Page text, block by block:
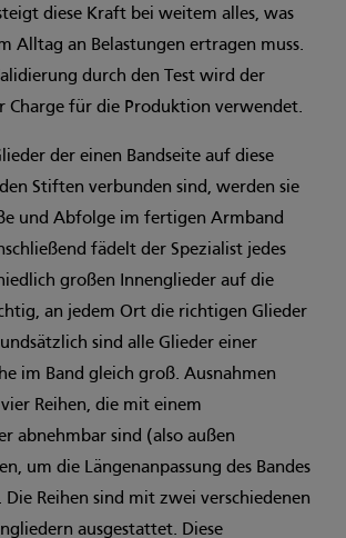
diese Kraft bei weitem alles, was
Alltag an Belastungen ertragen muss.
durch den Test wird der
Charge für die Produktion verwendet.
der einen Bandseite auf diese
Stiften verbunden sind, werden sie
und Abfolge im fertigen Armband
fädelt der Spezialist jedes
großen Innenglieder auf die
an jedem Ort die richtigen Glieder
sind alle Glieder einer
im Band gleich groß. Ausnahmen
Reihen, die mit einem
abnehmbar sind (also außen
um die Längenanpassung des Bandes
Reihen sind mit zwei verschiedenen
ausgestattet. Diese